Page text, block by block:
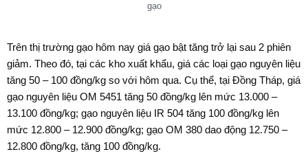
gạo
Trên thị trường gạo hôm nay giá gạo bật tăng trở lại sau 2 phiên
giảm. Theo đó, tại các kho xuất khẩu, giá các loại gạo nguyên liệu
tăng 50 – 100 đồng/kg so với hôm qua. Cụ thể, tại Đồng Tháp, giá
gạo nguyên liệu OM 5451 tăng 50 đồng/kg lên mức 13.000 –
13.100 đồng/kg; gạo nguyên liệu IR 504 tăng 100 đồng/kg lên
mức 12.800 – 12.900 đồng/kg; gạo OM 380 dao động 12.750 –
12.800 đồng/kg, tăng 100 đồng/kg.